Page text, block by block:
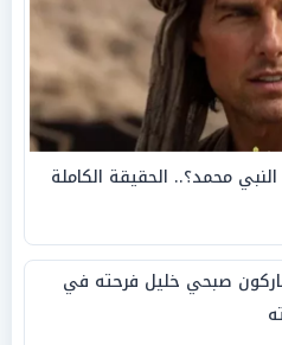
محمد؟.. الحقيقة الكاملة
صبحي خليل فرحته في